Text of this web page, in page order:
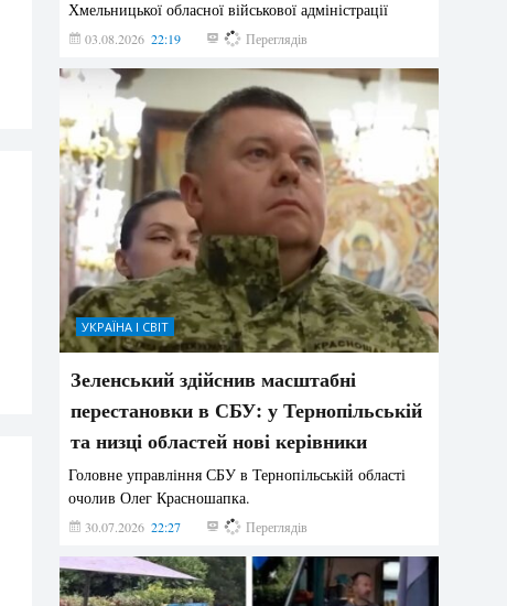
Хмельницької обласної військової адміністрації
03.08.2026 22:19 841 Переглядів
УКРАЇНА І СВІТ
Зеленський здійснив масштабні
перестановки в СБУ: у Тернопільській
та низці областей нові керівники
Головне управління СБУ в Тернопільській області
очолив Олег Красношапка.
30.07.2026 22:27 632 Переглядів